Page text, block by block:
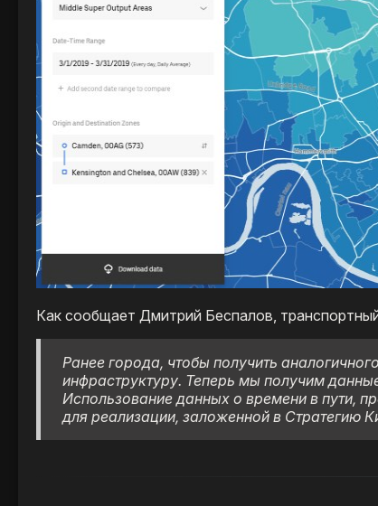
Как сообщает Дмитрий Беспалов,
Ранее города, чтобы получить
инфраструктуру. Теперь мы получим
Использование данных о времени в пути,
для реализации, заложенной в Стратегию